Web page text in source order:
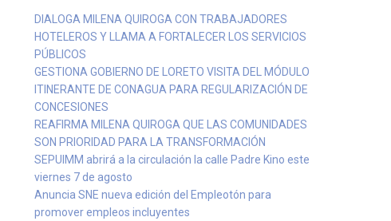
DIALOGA MILENA QUIROGA CON TRABAJADORES
HOTELEROS Y LLAMA A FORTALECER LOS SERVICIOS
PÚBLICOS
GESTIONA GOBIERNO DE LORETO VISITA DEL MÓDULO
ITINERANTE DE CONAGUA PARA REGULARIZACIÓN DE
CONCESIONES
REAFIRMA MILENA QUIROGA QUE LAS COMUNIDADES
SON PRIORIDAD PARA LA TRANSFORMACIÓN
SEPUIMM abrirá a la circulación la calle Padre Kino este
viernes 7 de agosto
Anuncia SNE nueva edición del Empleotón para
promover empleos incluyentes